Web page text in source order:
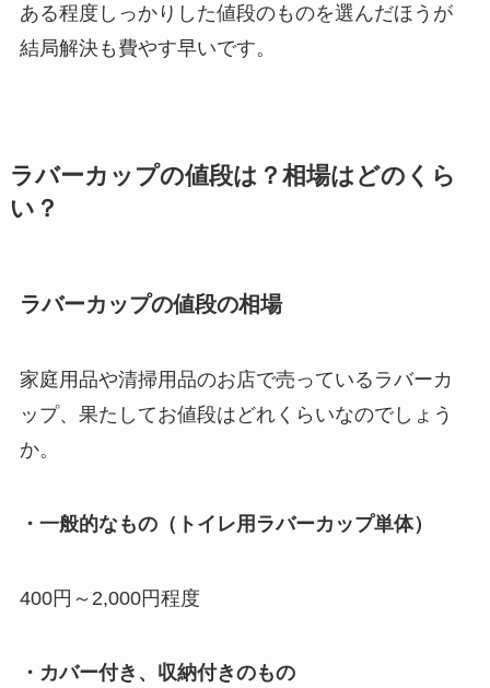
ある程度しっかりした値段のものを選んだほうが
結局解決も費やす早いです。
ラバーカップの値段は？相場はどのくら
い？
ラバーカップの値段の相場
家庭用品や清掃用品のお店で売っているラバーカ
ップ、果たしてお値段はどれくらいなのでしょう
か。
・一般的なもの（トイレ用ラバーカップ単体）
400円～2,000円程度
・カバー付き、収納付きのもの